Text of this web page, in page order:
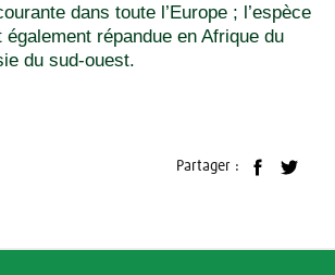
dans toute l’Europe ; l’espèce
répandue en Afrique du
du sud-ouest.
Partager :